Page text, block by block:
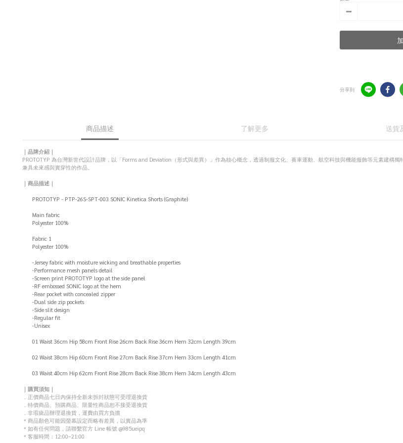
分享到
商品描述 了解更多 送貨
｜品牌介紹｜
PROTOTYP 為台灣新世代設計品牌，以「Forms and Deviation（形式與差異）」作為核心概念，透過制服文化、賽車運動、航空科技與機能服飾等元素建構
兼具未來感與實穿性的作品。
｜商品描述｜
PROTOTYP - PTP-26S-SPT-003 SONIC Kinetica Shorts (Graphite)
Main fabric
Polyester 100%
Fabric 1
Polyester 100%
-Jersey fabric with moisture wicking and breathable properties
-Performance mesh panels detail
-Screen print PROTOTYP logo at the side panel
-RF embossed SONIC logo at the hem
-Rear pocket with concealed zipper
-Dual side zip pockets
-Side slit design
-Regular fit
-Unisex
01 Waist 36cm Hip 58cm Front Rise 26cm Back Rise 36cm Hem 32cm Length 39cm
02 Waist 38cm Hip 60cm Front Rise 27cm Back Rise 37cm Hem 33cm Length 41cm
03 Waist 40cm Hip 62cm Front Rise 28cm Back Rise 38cm Hem 34cm Length 43cm
｜購買須知｜
．正價商品七日內保持全新未拆封狀態可受理退換貨
．特價商品、預購商品、限量性商品恕不接受退換貨
．非瑕疵品辦理退換貨，運費由買方負擔
＊商品顏色可能因螢幕設定而略有差異，以實品為準
＊如有任何問題，請聯繫官方 Line 帳號 @985ueipq
＊客服時間：12:00–21:00